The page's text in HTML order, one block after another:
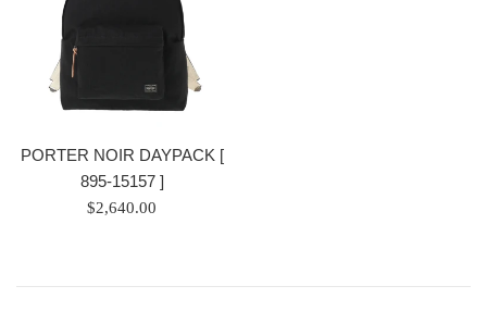
PORTER NOIR DAYPACK [
895-15157 ]
ราคา
$2,640.00